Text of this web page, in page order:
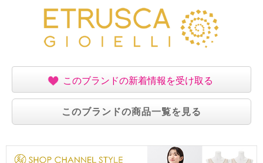
このブランドの新着情報を受け取る
このブランドの商品一覧を見る